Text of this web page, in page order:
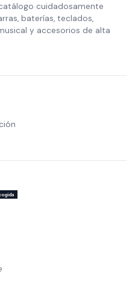
cuidadosamente
baterías, teclados,
y accesorios de alta